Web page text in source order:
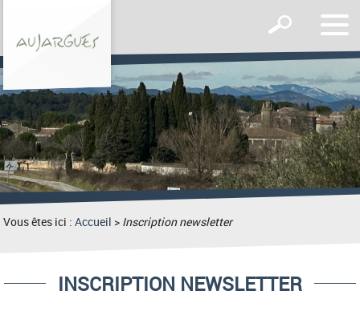
le
Afficher
formulaire
de
recherche
Vous êtes ici :Accueil > Inscription newsletter
INSCRIPTION NEWSLETTER